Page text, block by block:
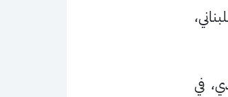
في